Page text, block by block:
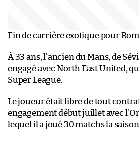
Fin de carrière exotique pour
À 33 ans, l’ancien du Mans, de
engagé avec North East United,
Super League.
Le joueur était libre de tout
engagement début juillet avec
lequel il a joué 30 matchs la